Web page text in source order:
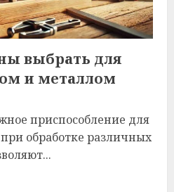
выбрать для
и металлом
приспособление для
обработке различных